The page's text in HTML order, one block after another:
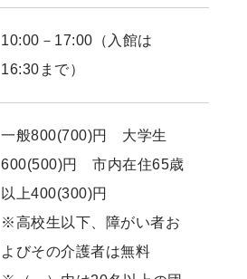
10:00－17:00（入館は
16:30まで）
一般800(700)円 大学生
600(500)円 市内在住65歳
以上400(300)円
※高校生以下、障がい者お
よびその介護者は無料